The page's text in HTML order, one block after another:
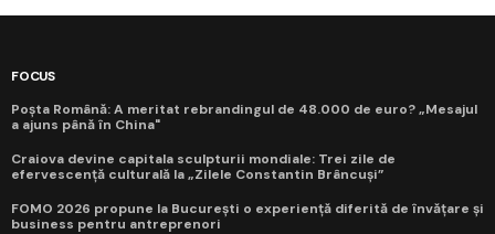
FOCUS
Poșta Română: A meritat rebrandingul de 48.000 de euro? „Mesajul
a ajuns până în China"
Craiova devine capitala sculpturii mondiale: Trei zile de
efervescență culturală la „Zilele Constantin Brâncuși”
FOMO 2026 propune la București o experiență diferită de învățare și
business pentru antreprenori